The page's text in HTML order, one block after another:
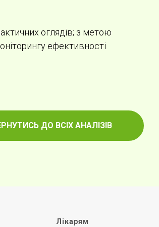
оглядів; з метою
ефективності
ДО ВСІХ АНАЛІЗІВ
Лікарям